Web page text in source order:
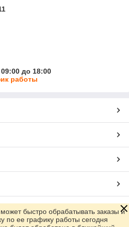
до 18:00
работы
быстро обрабатывать заказы и
по ее графику работы сегодня